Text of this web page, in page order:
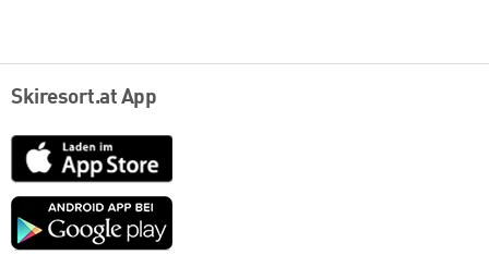
Skiresort.at App
App
Store
Google